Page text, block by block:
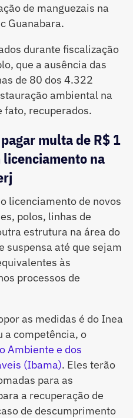
de manguezais na
Guanabara.
durante fiscalização
que a ausência das
de 80 dos 4.322
ambiental na
fato, recuperados.
multa de R$ 1
na
licenciamento de novos
polos, linhas de
estrutura na área do
suspensa até que sejam
às
processos de
as medidas é do Inea
a competência, o
Ambiente e dos
(Ibama). Eles terão
para as
a recuperação de
de descumprimento